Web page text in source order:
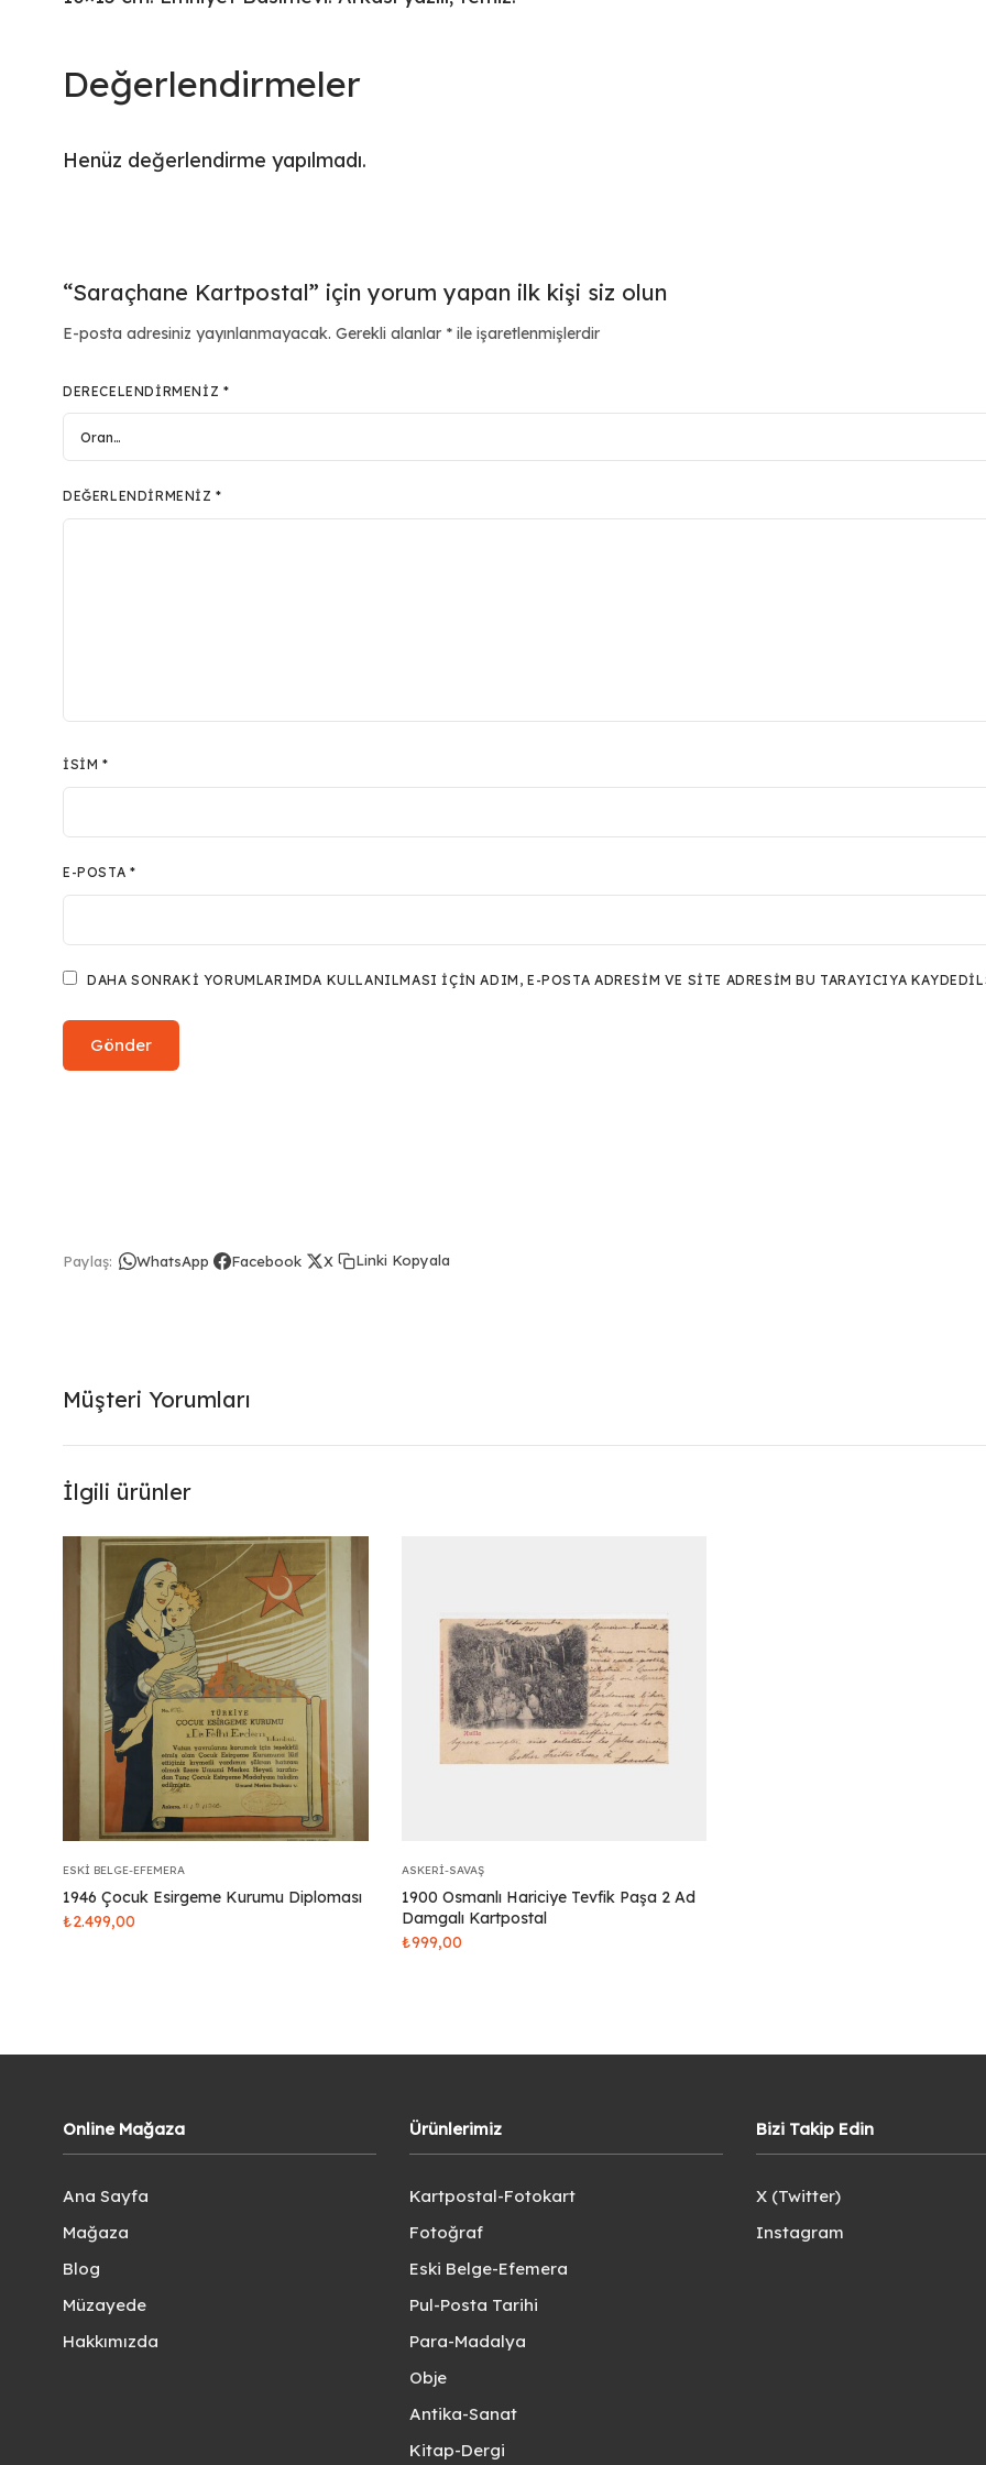
Değerlendirmeler
Henüz değerlendirme yapılmadı.
“Saraçhane Kartpostal” için yorum yapan ilk kişi siz olun
E-posta adresiniz yayınlanmayacak. Gerekli alanlar * ile işaretlenmişlerdir
DERECELENDIRMENIZ *
DEĞERLENDIRMENIZ*
İSIM*
E-POSTA *
DAHA SONRAKI YORUMLARIMDA KULLANILMASI IÇIN ADIM, E-POSTA ADRESIM VE SITE ADRESIM BU TARAYICIYA
Paylaş: WhatsApp Facebook X Linki Kopyala
Müşteri Yorumları
İlgili ürünler
ESKI BELGE-EFEMERA
1946 Çocuk Esirgeme Kurumu Diploması
₺2.499,00
ASKERI-SAVAŞ
1900 Osmanlı Hariciye Tevfik Paşa 2 Ad
Damgalı Kartpostal
₺999,00
Online Mağaza
Ana Sayfa
Mağaza
Blog
Müzayede
Hakkımızda
Ürünlerimiz
Kartpostal-Fotokart
Fotoğraf
Eski Belge-Efemera
Pul-Posta Tarihi
Para-Madalya
Obje
Antika-Sanat
Kitap-Dergi
Bizi Takip Edin
X (Twitter)
Instagram